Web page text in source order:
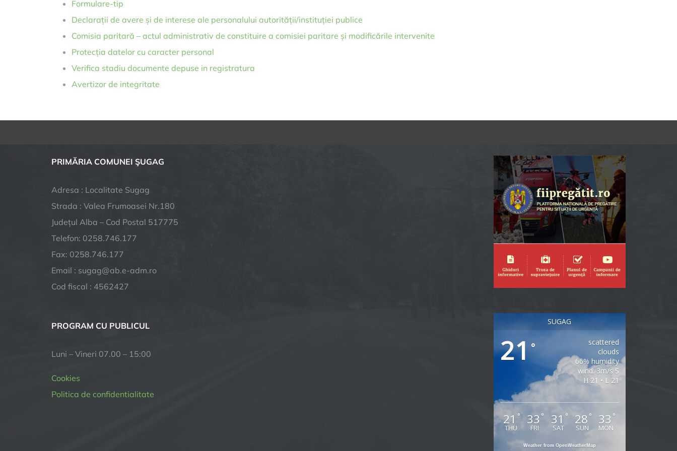
Formulare-tip
Declarații de avere și de interese ale personalului autorității/instituției publice
Comisia paritară – actul administrativ de constituire a comisiei paritare și modificările intervenite
Protecția datelor cu caracter personal
Verifica stadiu documente depuse in registratura
Avertizor de integritate
PRIMĂRIA COMUNEI ŞUGAG
Adresa : Localitate Sugag
Strada : Valea Frumoasei Nr.180
Județul Alba – Cod Postal 517775
Telefon: 0258.746.177
Fax: 0258.746.177
Email : sugag@ab.e-adm.ro
Cod fiscal : 4562427
PROGRAM CU PUBLICUL
Luni – Vineri 07.00 – 15:00
Cookies
Politica de confidentialitate
SUGAG
21°
scattered
clouds
66% humidity
wind: 3m/s S
H 21 • L 21
21 °
THU
33 °
FRI
31 °
SAT
28 °
SUN
33 °
MON
Weather from OpenWeatherMap